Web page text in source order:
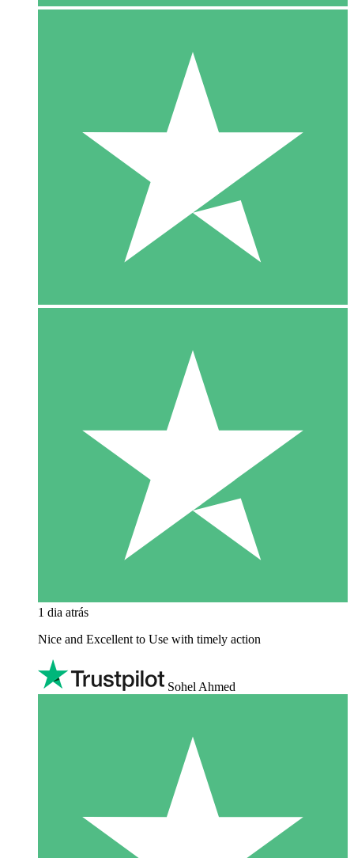
1 dia atrás
Nice and Excellent to Use with timely action
Sohel Ahmed